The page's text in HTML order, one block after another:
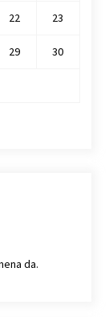
22 23
29 30
da.